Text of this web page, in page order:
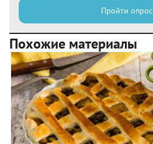
Пройти опрос
Похожие материалы